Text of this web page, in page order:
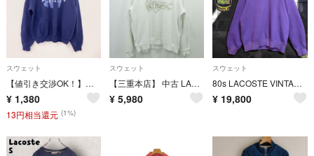
スウェット
【値引き交渉OK！】～00s JERZEES スウェット/トレーナー カレッジタイプ ヴィンテージ 紺 ネイビー Lサイズ 古着
¥ 1,380
13円相当還元 (1%)
スウェット
【三重本店】 中古 LACOSTE | ラコステ クルーネックスウェット ホワイト サイズ：XL 【102】
¥ 5,980
スウェット
80s LACOSTE VINTAGE Archive シュミーズ ラコステ サークルワニ 稀少 変則ニット裏天竺 スウェット 紫
¥ 19,800